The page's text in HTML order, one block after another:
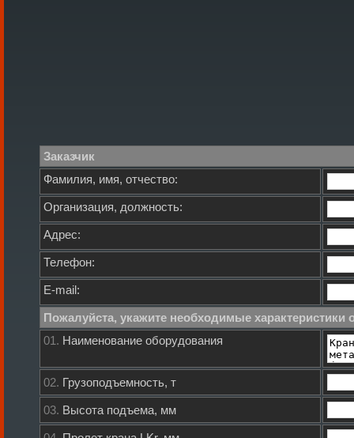
Заказчик
Фамилия, имя, отчество:
Организация, должность:
Адрес:
Телефон:
E-mail:
Пожалуйста, укажите необходимые характеристики
01. Наименование оборудования
02. Грузоподъемность, т
03. Высота подъема, мм